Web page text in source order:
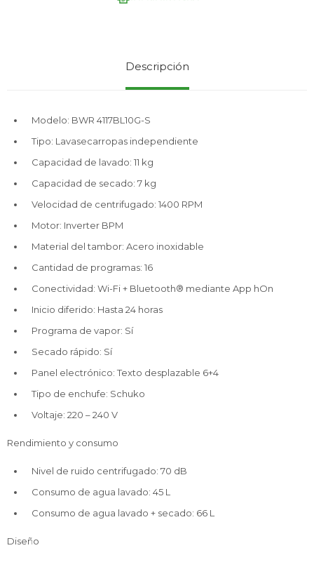
Descripción
Modelo: BWR 4117BL10G-S
Tipo: Lavasecarropas independiente
Capacidad de lavado: 11 kg
Capacidad de secado: 7 kg
Velocidad de centrifugado: 1400 RPM
Motor: Inverter BPM
Material del tambor: Acero inoxidable
Cantidad de programas: 16
Conectividad: Wi-Fi + Bluetooth® mediante App hOn
Inicio diferido: Hasta 24 horas
Programa de vapor: Sí
Secado rápido: Sí
Panel electrónico: Texto desplazable 6+4
Tipo de enchufe: Schuko
Voltaje: 220 – 240 V
Rendimiento y consumo
Nivel de ruido centrifugado: 70 dB
Consumo de agua lavado: 45 L
Consumo de agua lavado + secado: 66 L
Diseño